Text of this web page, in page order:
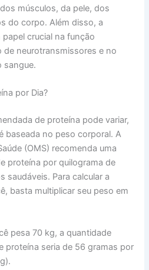
músculos, da pele, dos
do corpo. Além disso, a
crucial na função
de neurotransmissores e no
sangue.
por Dia?
de proteína pode variar,
baseada no peso corporal. A
(OMS) recomenda uma
proteína por quilograma de
saudáveis. Para calcular a
basta multiplicar seu peso em
pesa 70 kg, a quantidade
proteína seria de 56 gramas por